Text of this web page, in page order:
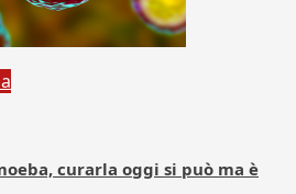
curarla oggi si può ma è